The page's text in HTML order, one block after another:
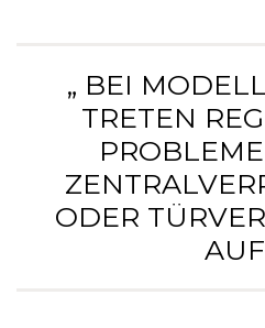
„ BEI
TRETEN
ROBLEME
DER
UF.